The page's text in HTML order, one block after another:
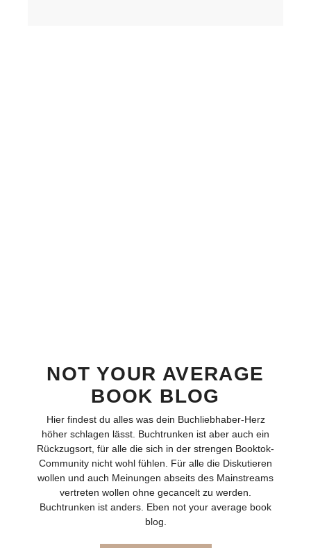
NOT YOUR AVERAGE
BOOK BLOG
Hier findest du alles was dein Buchliebhaber-Herz
höher schlagen lässt. Buchtrunken ist aber auch ein
Rückzugsort, für alle die sich in der strengen Booktok-
Community nicht wohl fühlen. Für alle die Diskutieren
wollen und auch Meinungen abseits des Mainstreams
vertreten wollen ohne gecancelt zu werden.
Buchtrunken ist anders. Eben not your average book
blog.